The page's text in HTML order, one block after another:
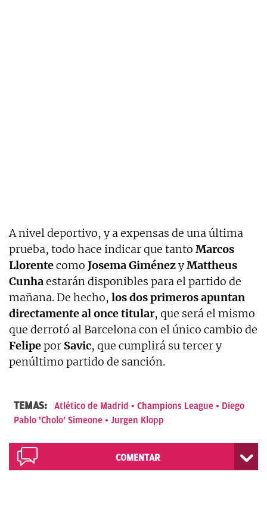
A nivel deportivo, y a expensas de una última
prueba, todo hace indicar que tanto Marcos
Llorentecomo Josema GiménezyMattheus
Cunhaestarán disponibles para el partido de
mañana. De hecho, los dos primeros apuntan
directamente al once titular, que será el mismo
que derrotó al Barcelona con el único cambio de
Felipepor Savic, que cumplirá su tercer y
penúltimo partido de sanción.
TEMAS: Atlético de Madrid Champions League
Diego
Pablo 'Cholo' Simeone
Jurgen Klopp
COMENTAR